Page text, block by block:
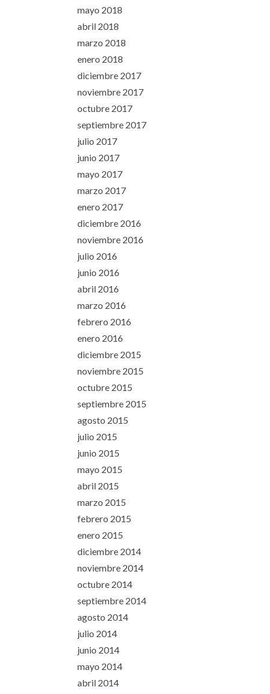
mayo 2018
abril 2018
marzo 2018
enero 2018
diciembre 2017
noviembre 2017
octubre 2017
septiembre 2017
julio 2017
junio 2017
mayo 2017
marzo 2017
enero 2017
diciembre 2016
noviembre 2016
julio 2016
junio 2016
abril 2016
marzo 2016
febrero 2016
enero 2016
diciembre 2015
noviembre 2015
octubre 2015
septiembre 2015
agosto 2015
julio 2015
junio 2015
mayo 2015
abril 2015
marzo 2015
febrero 2015
enero 2015
diciembre 2014
noviembre 2014
octubre 2014
septiembre 2014
agosto 2014
julio 2014
junio 2014
mayo 2014
abril 2014